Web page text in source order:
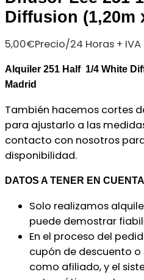
Diffusion (1,20m
5,00€Precio/24 Horas + IVA
Alquiler 251 Half 1/4 White
Madrid
También hacemos cortes
para ajustarlo a las
contacto con nosotros
disponibilidad.
DATOS A TENER EN
Solo realizamos
puede demostrar
En el proceso del
cupón de descuento
como afiliado, y el